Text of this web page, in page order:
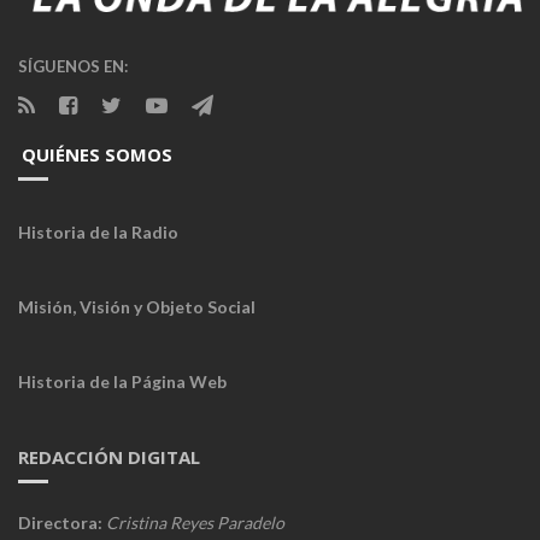
SÍGUENOS EN:
QUIÉNES SOMOS
Historia de la Radio
Misión, Visión y Objeto Social
Historia de la Página Web
REDACCIÓN DIGITAL
Directora: Cristina Reyes Paradelo